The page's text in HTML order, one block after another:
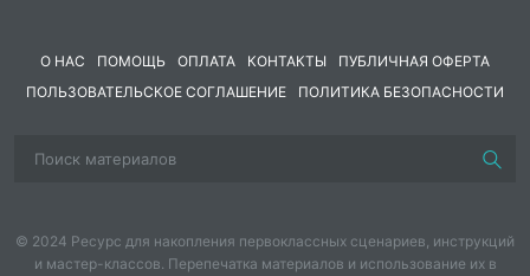
Роли новые создали,
Мы напомним вам немножко!
О НАС ПОМОЩЬ ОПЛАТА КОНТАКТЫ
ПУБЛИЧНАЯ ОФЕРТА
ПОЛЬЗОВАТЕЛЬСКОЕ СОГЛАШЕНИЕ
ПОЛИТИКА БЕЗОПАСНОСТИ
© 2024 Ресурс для накопления первоклассных сценариев, инструкций
и мастер-классов. Перепечатка материалов и использование их в